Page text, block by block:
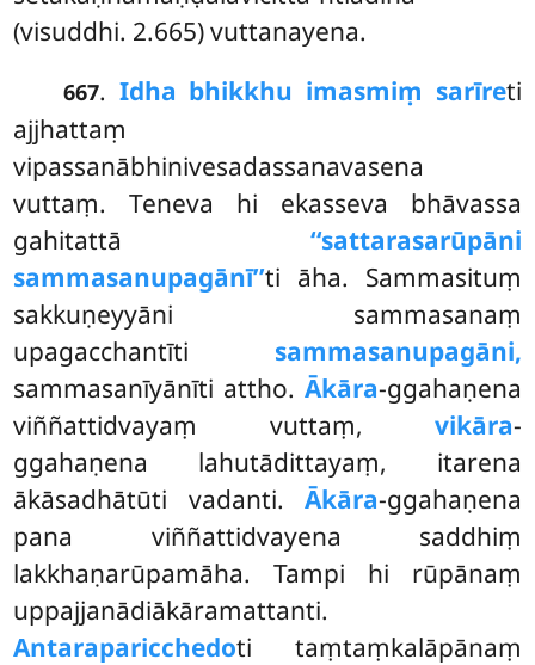
(visuddhi. 2.665) vuttanayena.
667. Idha bhikkhu imasmiṃ sarīreti
ajjhattaṃ
vipassanābhinivesadassanavasena
vuttaṃ. Teneva hi ekasseva bhāvassa
gahitattā ‘‘sattarasarūpāni
sammasanupagānī’’ti āha. Sammasituṃ
sakkuṇeyyāni sammasanaṃ
upagacchantīti sammasanupagāni,
sammasanīyānīti attho. Ākāra-ggahaṇena
viññattidvayaṃ vuttaṃ, vikāra-
ggahaṇena lahutādittayaṃ, itarena
ākāsadhātūti vadanti. Ākāra-ggahaṇena
pana viññattidvayena saddhiṃ
lakkhaṇarūpamāha. Tampi hi rūpānaṃ
uppajjanādiākāramattanti.
Antaraparicchedoti taṃtaṃkalāpānaṃ